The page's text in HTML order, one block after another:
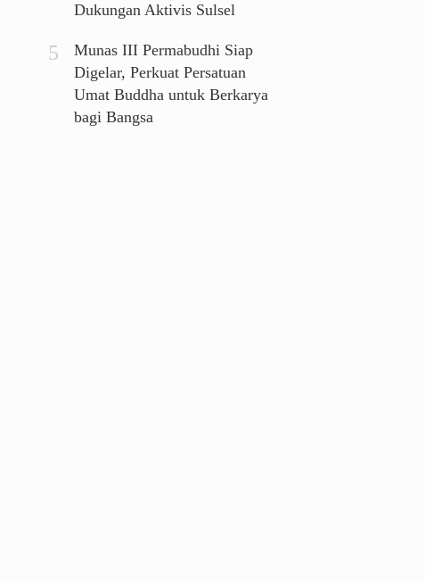
Dukungan Aktivis Sulsel
Munas III Permabudhi Siap
Digelar, Perkuat Persatuan
Umat Buddha untuk Berkarya
bagi Bangsa